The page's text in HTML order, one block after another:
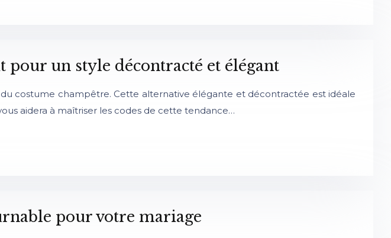
un style décontracté et élégant
costume champêtre. Cette alternative élégante et décontractée est idéale
aidera à maîtriser les codes de cette tendance…
pour votre mariage